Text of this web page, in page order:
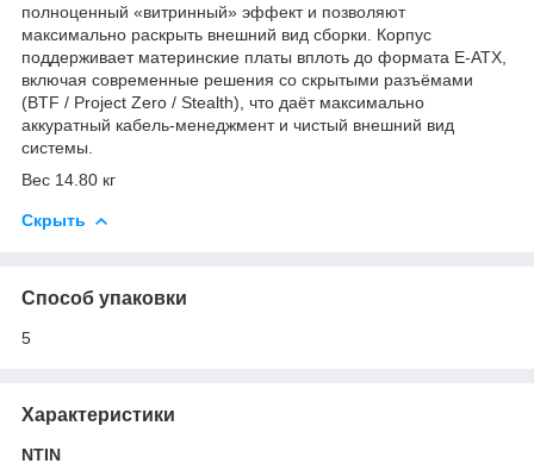
полноценный «витринный» эффект и позволяют
максимально раскрыть внешний вид сборки. Корпус
поддерживает материнские платы вплоть до формата E-ATX,
включая современные решения со скрытыми разъёмами
(BTF / Project Zero / Stealth), что даёт максимально
аккуратный кабель-менеджмент и чистый внешний вид
системы.
Вес 14.80 кг
Скрыть
Способ упаковки
5
Характеристики
NTIN